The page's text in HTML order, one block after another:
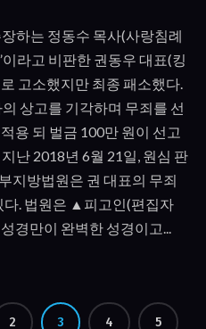
하는 정동수 목사(사랑침례
라고 비판한 권동우 대표(킹
고소했지만 최종 패소했다.
상고를 기각하며 무죄를 선
용 되 벌금 100만 원이 선고
난 2018년 6월 21일, 원심 판
지방법원은 권 대표의 무죄
다. 법원은 ▲피고인(편집자
경만이 완벽한 성경이고...
2 3 4 5